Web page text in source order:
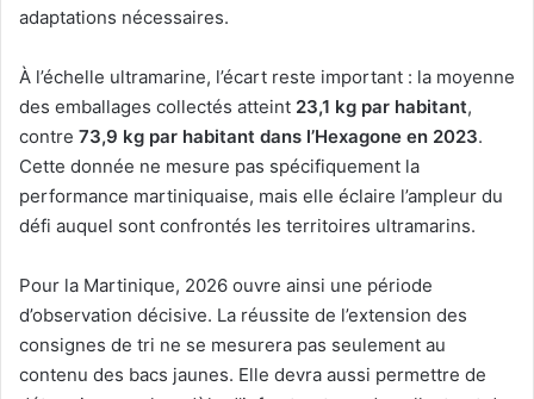
adaptations nécessaires.
À l’échelle ultramarine, l’écart reste important : la moyenne
des emballages collectés atteint 23,1 kg par habitant,
contre 73,9 kg par habitant dans l’Hexagone en 2023.
Cette donnée ne mesure pas spécifiquement la
performance martiniquaise, mais elle éclaire l’ampleur du
défi auquel sont confrontés les territoires ultramarins.
Pour la Martinique, 2026 ouvre ainsi une période
d’observation décisive. La réussite de l’extension des
consignes de tri ne se mesurera pas seulement au
contenu des bacs jaunes. Elle devra aussi permettre de